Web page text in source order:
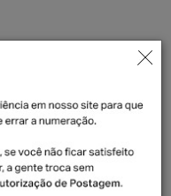
- LOUIE